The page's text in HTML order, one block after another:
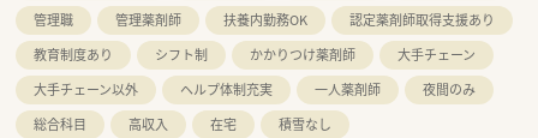
管理職
管理薬剤師 扶養内勤務OK
認定薬剤師取得支援あり
教育制度あり
シフト制 かかりつけ薬剤師
大手チェーン
大手チェーン以外
ヘルプ体制充実 一人薬剤師
夜間のみ
総合科目
高収入 在宅 積雪なし